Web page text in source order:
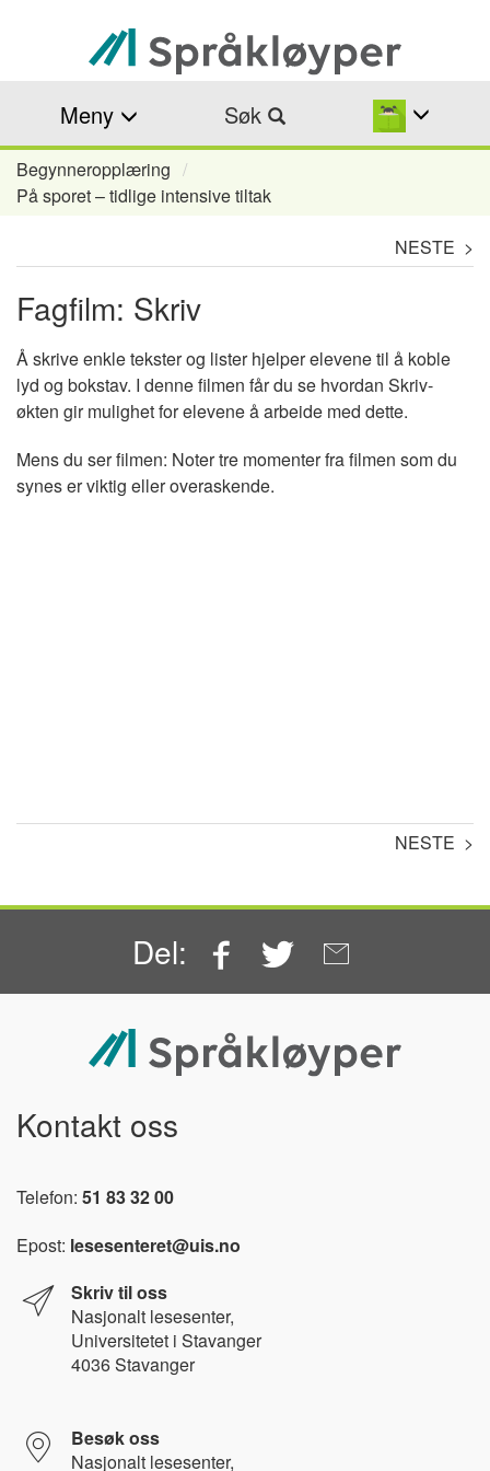
hovedinnhold
Meny Søk
Navigasjonssti
Begynneropplæring
På sporet – tidlige intensive tiltak
NESTE >
Fagfilm: Skriv
Å skrive enkle tekster og lister hjelper elevene til å koble
lyd og bokstav. I denne filmen får du se hvordan Skriv-
økten gir mulighet for elevene å arbeide med dette.
Mens du ser filmen: Noter tre momenter fra filmen som du
synes er viktig eller overaskende.
NESTE >
Del: Facebook
Twitter
Kontakt oss
Telefon: 51 83 32 00
Epost: lesesenteret@uis.no
Skriv til oss
Nasjonalt lesesenter,
Universitetet i Stavanger
4036 Stavanger
Besøk oss
Nasjonalt lesesenter,